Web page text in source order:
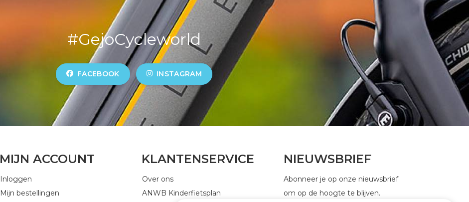
#GejoCycleworld
FACEBOOK INSTAGRAM
MIJN ACCOUNT
Inloggen
Mijn bestellingen
KLANTENSERVICE
Over ons
ANWB Kinderfietsplan
NIEUWSBRIEF
Abonneer je op onze nieuwsbrief
om op de hoogte te blijven.